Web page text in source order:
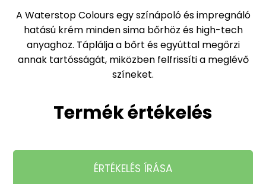
A Waterstop Colours egy színápoló és impregnáló
hatású krém minden sima bőrhöz és high-tech
anyaghoz. Táplálja a bőrt és egyúttal megőrzi
annak tartósságát, miközben felfrissíti a meglévő
színeket.
Termék értékelés
ÉRTÉKELÉS ÍRÁSA